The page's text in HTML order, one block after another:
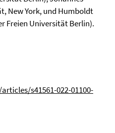
New York, und Humboldt
Freien Universität Berlin).
s41561-022-01100-